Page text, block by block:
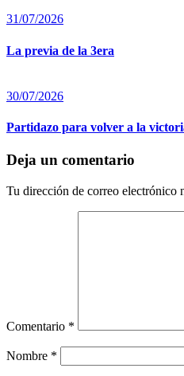
31/07/2026
La previa de la 3era
30/07/2026
Partidazo para volver a la
Deja un comentario
Tu dirección de correo electrónico
Comentario *
Nombre *